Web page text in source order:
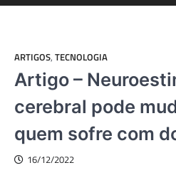
ARTIGOS, TECNOLOGIA
Artigo –
cerebral pode
quem sofre com
16/12/2022